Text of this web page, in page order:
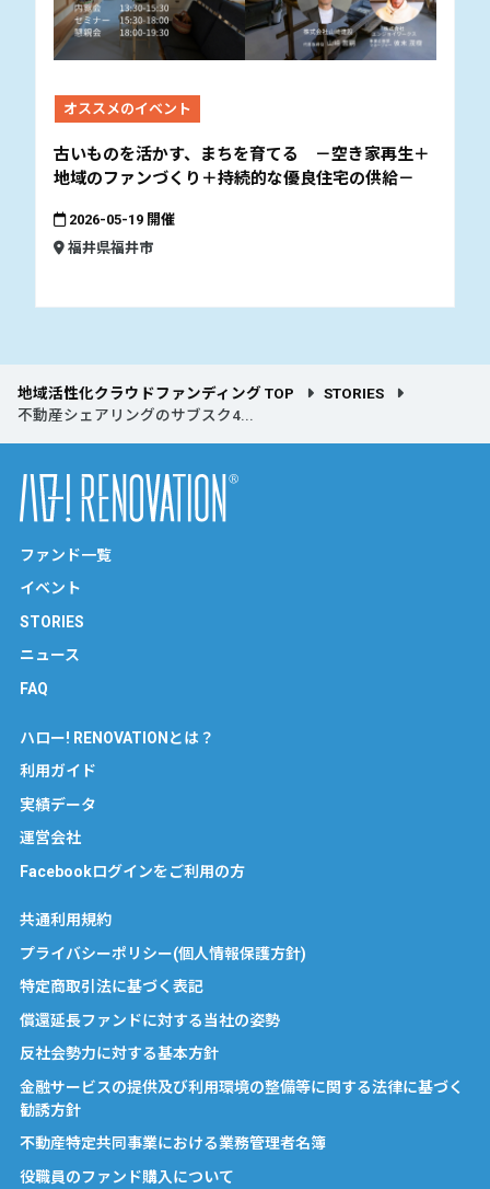
オススメのイベント
古いものを活かす、まちを育てる －空き家再生＋
地域のファンづくり＋持続的な優良住宅の供給－
2026-05-19 開催
福井県福井市
地域活性化クラウドファンディング TOP
STORIES
不動産シェアリングのサブスク4...
ファンド一覧
イベント
STORIES
ニュース
FAQ
ハロー! RENOVATIONとは？
利用ガイド
実績データ
運営会社
Facebookログインをご利用の方
共通利用規約
プライバシーポリシー(個人情報保護方針)
特定商取引法に基づく表記
償還延長ファンドに対する当社の姿勢
反社会勢力に対する基本方針
金融サービスの提供及び利用環境の整備等に関する法律に基づく
勧誘方針
不動産特定共同事業における業務管理者名簿
役職員のファンド購入について